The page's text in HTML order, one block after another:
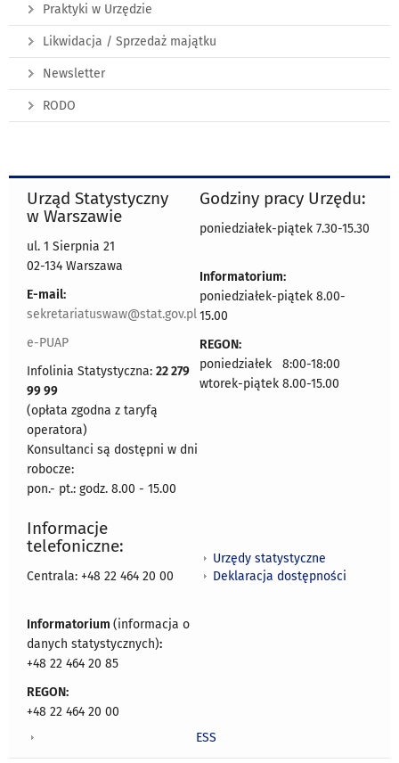
Praktyki w Urzędzie
Likwidacja / Sprzedaż majątku
Newsletter
RODO
Urząd Statystyczny
w Warszawie
ul. 1 Sierpnia 21
02-134 Warszawa
E-mail:
sekretariatuswaw@stat.gov.pl
e-PUAP
Infolinia Statystyczna: 22 279
99 99
(opłata zgodna z taryfą
operatora)
Konsultanci są dostępni w dni
robocze:
pon.- pt.: godz. 8.00 - 15.00
Godziny pracy Urzędu:
poniedziałek-piątek 7.30-15.30
Informatorium:
poniedziałek-piątek 8.00-
15.00
REGON:
poniedziałek 8:00-18:00
wtorek-piątek 8.00-15.00
Informacje
telefoniczne:
Centrala: +48 22 464 20 00
Informatorium (informacja o
danych statystycznych):
+48 22 464 20 85
REGON:
+48 22 464 20 00
Urzędy statystyczne
Deklaracja dostępności
ESS